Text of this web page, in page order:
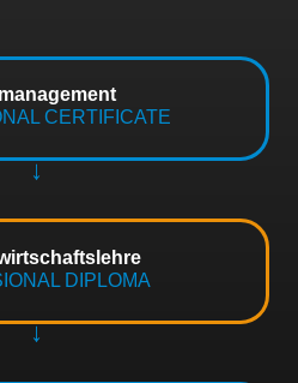
CERTIFICATE
DIPLOMA